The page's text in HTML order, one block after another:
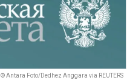
© Antara Foto/Dedhez Anggara via REUTERS